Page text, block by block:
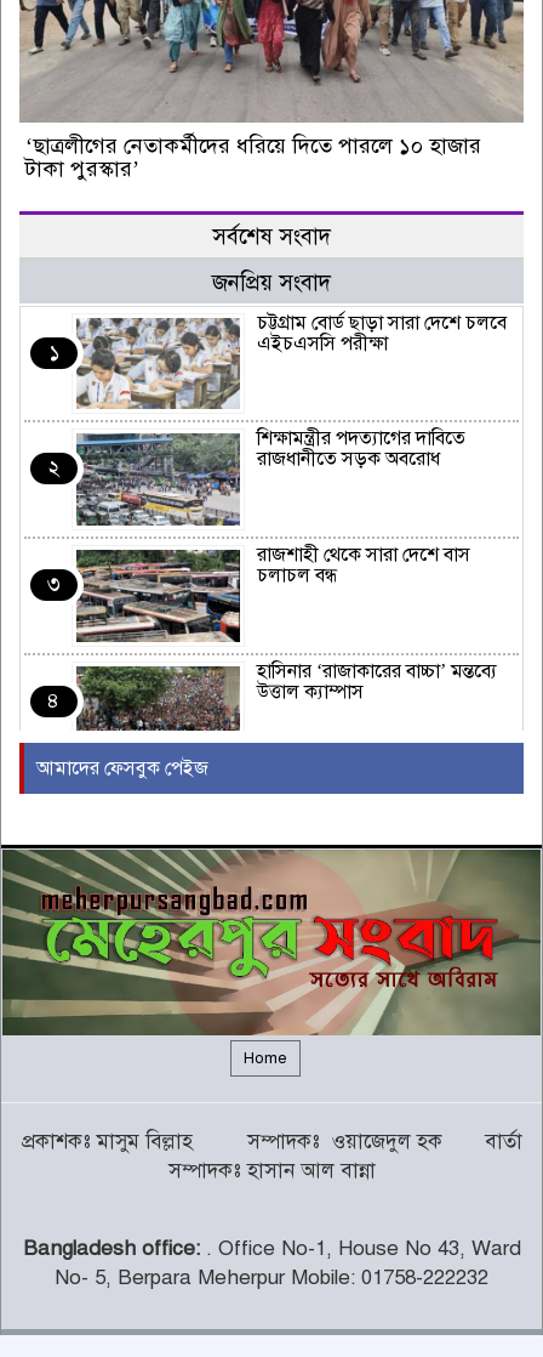
‘ছাত্রলীগের নেতাকর্মীদের ধরিয়ে দিতে পারলে ১০ হাজার
টাকা পুরস্কার’
সর্বশেষ সংবাদ
জনপ্রিয় সংবাদ
১
চট্টগ্রাম বোর্ড ছাড়া সারা দেশে চলবে
এইচএসসি পরীক্ষা
২
শিক্ষামন্ত্রীর পদত্যাগের দাবিতে
রাজধানীতে সড়ক অবরোধ
৩
রাজশাহী থেকে সারা দেশে বাস
চলাচল বন্ধ
৪
হাসিনার ‘রাজাকারের বাচ্চা’ মন্তব্যে
উত্তাল ক্যাম্পাস
৬
বন্যায় সাপের উপদ্রব বাড়ছে, চট্টগ্রামে
৭ দিনে কামড়ের শিকার ৯৩ জন
গালর্স কলেজে শিক্ষকতা করায় পদ
হারালেন কুষ্টিয়া জেলা জামায়াতের
সেক্রেটারি
চট্টগ্রামের পাঁচ জেলায় ভূমিধসের
সতর্কতা
৯
থামছে না পাহাড়ে বানভাসিদের কান্না
আমাদের ফেসবুক পেইজ
Home
প্রকাশকঃ মাসুম বিল্লাহ সম্পাদকঃ ওয়াজেদুল হক বার্তা
সম্পাদকঃ হাসান আল বান্না
Bangladesh office:. Office No-1, House No 43, Ward
No- 5, Berpara Meherpur Mobile: 01758-222232